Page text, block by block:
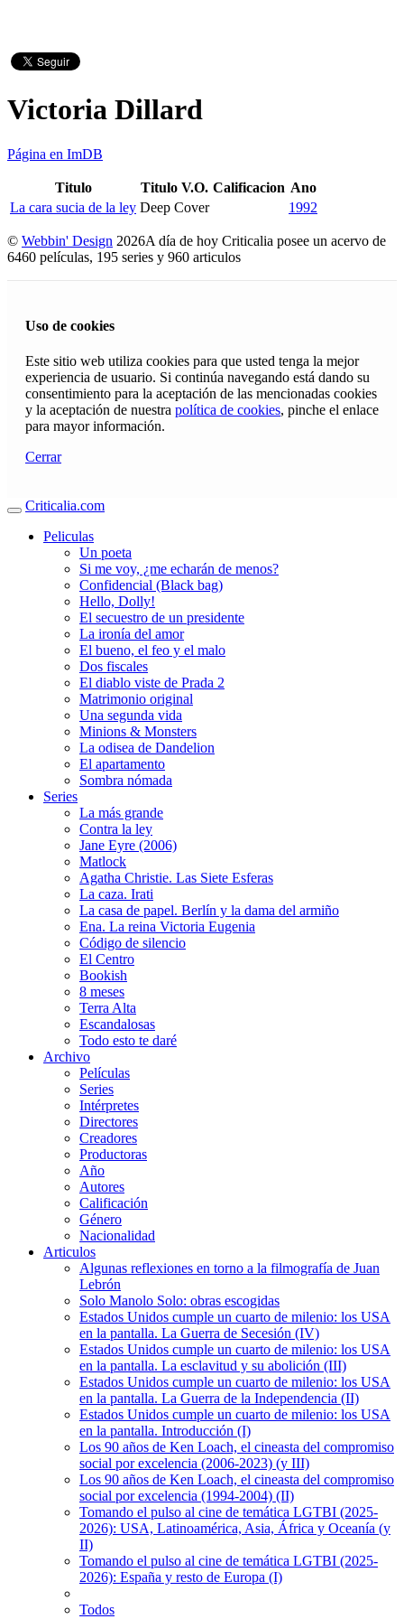
Victoria Dillard
Página en ImDB
Titulo Titulo V.O. Calificacion Ano
La cara sucia de la ley Deep Cover 1992
© Webbin' Design 2026A día de hoy Criticalia posee un acervo de
6460 películas, 195 series y 960 articulos
Uso de cookies
Este sitio web utiliza cookies para que usted tenga la mejor
experiencia de usuario. Si continúa navegando está dando su
consentimiento para la aceptación de las mencionadas cookies
y la aceptación de nuestra política de cookies, pinche el enlace
para mayor información.
Cerrar
Criticalia.com
Peliculas
Un poeta
Si me voy, ¿me echarán de menos?
Confidencial (Black bag)
Hello, Dolly!
El secuestro de un presidente
La ironía del amor
El bueno, el feo y el malo
Dos fiscales
El diablo viste de Prada 2
Matrimonio original
Una segunda vida
Minions & Monsters
La odisea de Dandelion
El apartamento
Sombra nómada
Series
La más grande
Contra la ley
Jane Eyre (2006)
Matlock
Agatha Christie. Las Siete Esferas
La caza. Irati
La casa de papel. Berlín y la dama del armiño
Ena. La reina Victoria Eugenia
Código de silencio
El Centro
Bookish
8 meses
Terra Alta
Escandalosas
Todo esto te daré
Archivo
Películas
Series
Intérpretes
Directores
Creadores
Productoras
Año
Autores
Calificación
Género
Nacionalidad
Articulos
Algunas reflexiones en torno a la filmografía de Juan
Lebrón
Solo Manolo Solo: obras escogidas
Estados Unidos cumple un cuarto de milenio: los USA
en la pantalla. La Guerra de Secesión (IV)
Estados Unidos cumple un cuarto de milenio: los USA
en la pantalla. La esclavitud y su abolición (III)
Estados Unidos cumple un cuarto de milenio: los USA
en la pantalla. La Guerra de la Independencia (II)
Estados Unidos cumple un cuarto de milenio: los USA
en la pantalla. Introducción (I)
Los 90 años de Ken Loach, el cineasta del compromiso
social por excelencia (2006-2023) (y III)
Los 90 años de Ken Loach, el cineasta del compromiso
social por excelencia (1994-2004) (II)
Tomando el pulso al cine de temática LGTBI (2025-
2026): USA, Latinoamérica, Asia, África y Oceanía (y
II)
Tomando el pulso al cine de temática LGTBI (2025-
2026): España y resto de Europa (I)
Todos